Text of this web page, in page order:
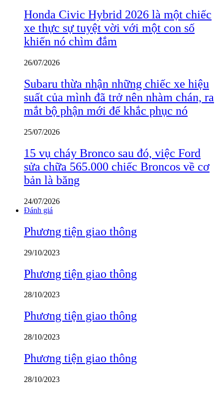
Honda Civic Hybrid 2026 là một chiếc
xe thực sự tuyệt vời với một con số
khiến nó chìm đắm
26/07/2026
Subaru thừa nhận những chiếc xe hiệu
suất của mình đã trở nên nhàm chán, ra
mắt bộ phận mới để khắc phục nó
25/07/2026
15 vụ cháy Bronco sau đó, việc Ford
sửa chữa 565.000 chiếc Broncos về cơ
bản là băng
24/07/2026
Đánh giá
Phương tiện giao thông
29/10/2023
Phương tiện giao thông
28/10/2023
Phương tiện giao thông
28/10/2023
Phương tiện giao thông
28/10/2023